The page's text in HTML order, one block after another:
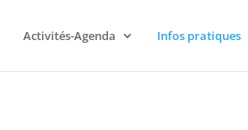
Activités-Agenda Infos pratiques